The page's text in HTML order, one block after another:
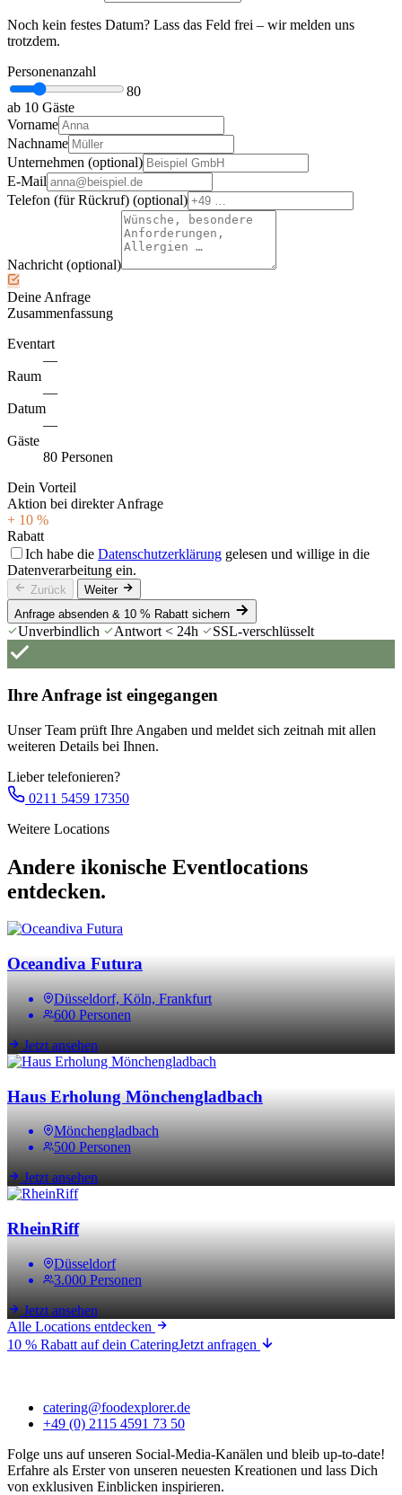
Noch kein festes Datum? Lass das Feld frei – wir melden uns
trotzdem.
Personenanzahl
80
ab 10 Gäste
Vorname
Nachname
Unternehmen (optional)
E-Mail
Telefon (für Rückruf) (optional)
Nachricht (optional)
Deine Anfrage
Zusammenfassung
Eventart
—
Raum
—
Datum
—
Gäste
80 Personen
Dein Vorteil
Aktion bei direkter Anfrage
+ 10 %
Rabatt
Ich habe die Datenschutzerklärung gelesen und willige in die
Datenverarbeitung ein.
Zurück
Weiter
Anfrage absenden & 10 % Rabatt sichern
Unverbindlich Antwort < 24h SSL-verschlüsselt
Ihre Anfrage ist eingegangen
Unser Team prüft Ihre Angaben und meldet sich zeitnah mit allen
weiteren Details bei Ihnen.
Lieber telefonieren?
0211 5459 17350
Weitere Locations
Andere ikonische Eventlocations
entdecken.
Oceandiva Futura
Düsseldorf, Köln, Frankfurt
600 Personen
Jetzt ansehen
Haus Erholung Mönchengladbach
Mönchengladbach
500 Personen
Jetzt ansehen
RheinRiff
Düsseldorf
3.000 Personen
Jetzt ansehen
Alle Locations entdecken
10 % Rabatt auf dein CateringJetzt anfragen
catering@foodexplorer.de
+49 (0) 2115 4591 73 50
Folge uns auf unseren Social-Media-Kanälen und bleib up-to-date!
Erfahre als Erster von unseren neuesten Kreationen und lass Dich
von exklusiven Einblicken inspirieren.